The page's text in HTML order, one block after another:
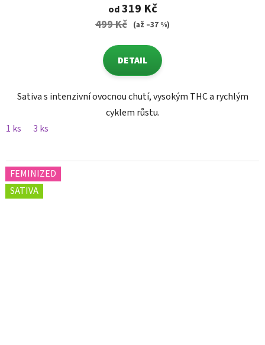
od319 Kč
499 Kč (až –37 %)
DETAIL
Sativa s intenzivní ovocnou chutí, vysokým THC a rychlým
cyklem růstu.
1 ks
3 ks
FEMINIZED
SATIVA